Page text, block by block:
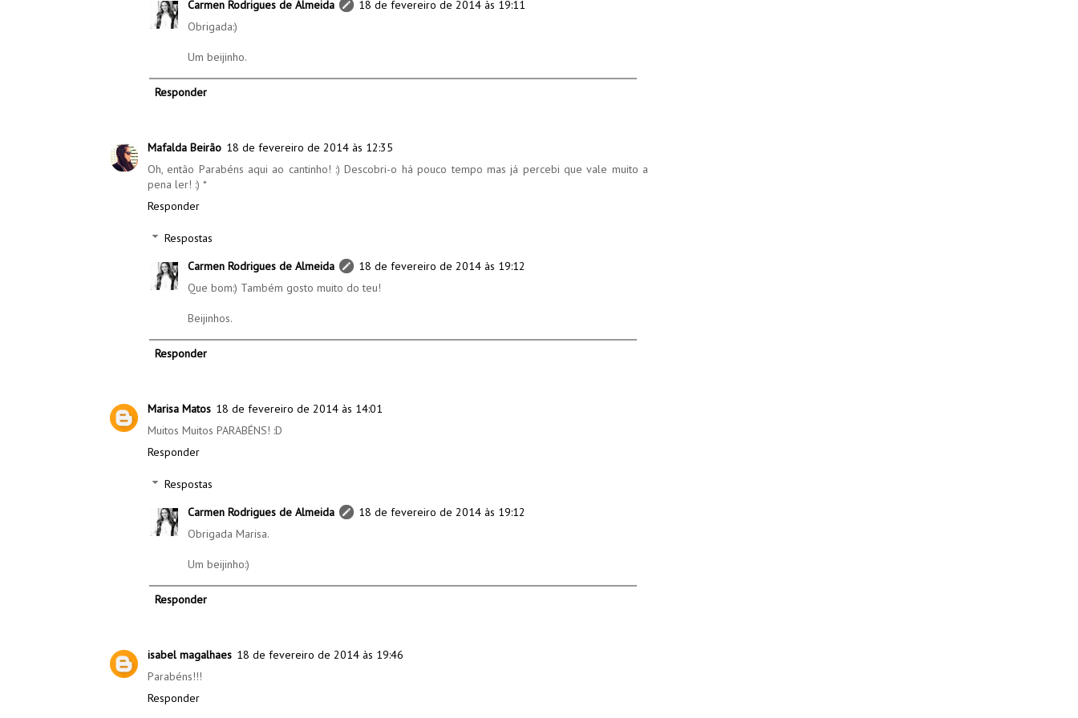
Carmen Rodrigues de Almeida
18 de fevereiro de 2014 às 19:11
Obrigada:)
Um beijinho.
Responder
Mafalda Beirão 18 de fevereiro de 2014 às 12:35
Oh, então Parabéns aqui ao cantinho! :) Descobri-o há pouco tempo mas já percebi que vale muito a
pena ler! :) *
Responder
Respostas
Carmen Rodrigues de Almeida
18 de fevereiro de 2014 às 19:12
Que bom:) Também gosto muito do teu!
Beijinhos.
Responder
Marisa Matos 18 de fevereiro de 2014 às 14:01
Muitos Muitos PARABÉNS! :D
Responder
Respostas
Carmen Rodrigues de Almeida
18 de fevereiro de 2014 às 19:12
Obrigada Marisa.
Um beijinho:)
Responder
isabel magalhaes 18 de fevereiro de 2014 às 19:46
Parabéns!!!
Responder